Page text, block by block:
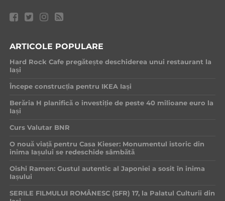
ARTICOLE POPULARE
Hard Rock Cafe pregătește deschiderea unui restaurant la
Iași
Începe construcția pentru IKEA Iași
Berăria H planifică o investiție de peste 40 milioane euro la
Iași
Curs Valutar BNR
O nouă viață pentru Casa Kieser: Monumentul istoric din
inima Iașului se redeschide sâmbătă
Oishi Ramen: Gustul autentic al Japoniei a sosit în inima
Iașului
SERILE FILMULUI ROMÂNESC (SFR) 17, la Palatul Culturii din